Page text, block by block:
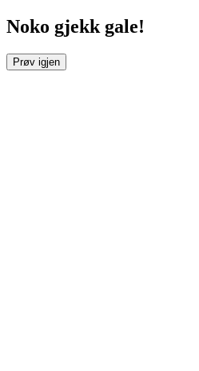
Noko gjekk gale!
Prøv igjen